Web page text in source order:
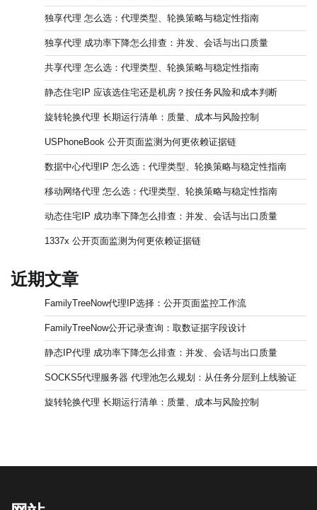
独享代理 怎么选：代理类型、轮换策略与稳定性指南
独享代理 成功率下降怎么排查：并发、会话与出口质量
共享代理 怎么选：代理类型、轮换策略与稳定性指南
静态住宅IP 应该选住宅还是机房？按任务风险和成本判断
旋转轮换代理 长期运行清单：质量、成本与风险控制
USPhoneBook 公开页面监测为何更依赖证据链
数据中心代理IP 怎么选：代理类型、轮换策略与稳定性指南
移动网络代理 怎么选：代理类型、轮换策略与稳定性指南
动态住宅IP 成功率下降怎么排查：并发、会话与出口质量
1337x 公开页面监测为何更依赖证据链
近期文章
FamilyTreeNow代理IP选择：公开页面监控工作流
FamilyTreeNow公开记录查询：取数证据字段设计
静态IP代理 成功率下降怎么排查：并发、会话与出口质量
SOCKS5代理服务器 代理池怎么规划：从任务分层到上线验证
旋转轮换代理 长期运行清单：质量、成本与风险控制